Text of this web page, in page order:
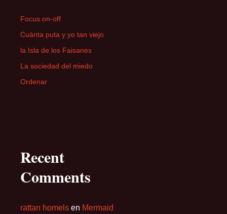
Focus on-off
Cuánta puta y yo tan viejo
la Isla de los Faisanes
La sociedad del miedo
Ordenar
Recent
Comments
rattan homels en Mermaid